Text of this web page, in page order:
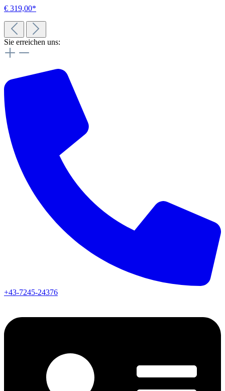
€ 319,00*
Sie erreichen uns:
+43-7245-24376